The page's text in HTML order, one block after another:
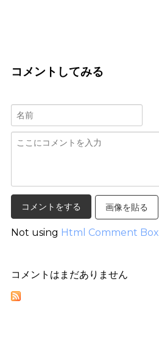
コメントしてみる
画像を貼る
Not using Html Comment Box
コメントはまだありません